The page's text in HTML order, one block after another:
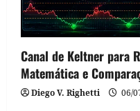
Canal de Keltner para
Matemática e
Diego V. Righetti 06/